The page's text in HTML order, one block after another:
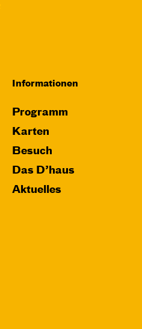
Informationen
Programm
Karten
Besuch
Das D’haus
Aktuelles